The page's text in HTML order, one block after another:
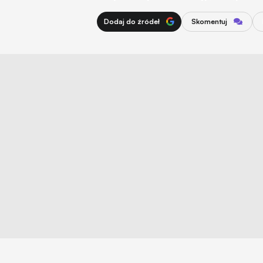
Dodaj do źródeł Skomentuj